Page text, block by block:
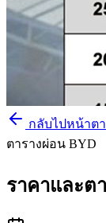
กลับไปหน้าต
ตารางผ่อน BYD
ราคาและต